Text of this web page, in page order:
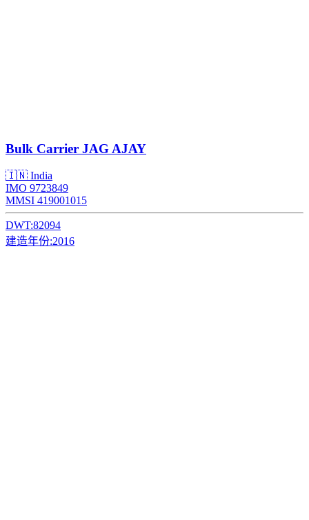
Bulk Carrier JAG AJAY
🇮🇳 India
IMO 9723849
MMSI 419001015
DWT:82094
建造年份:2016